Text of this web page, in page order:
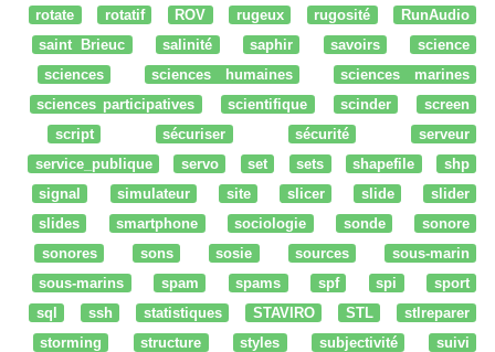
rotate
rotatif ROV rugeux rugosité
RunAudio
saint Brieuc
salinité saphir savoirs
science
sciences
sciences humaines
sciences marines
sciences participatives
scientifique scinder
screen
script
sécuriser sécurité
serveur
service_publique
servo set sets shapefile
shp
signal
simulateur site slicer slide
slider
slides
smartphone sociologie sonde
sonore
sonores
sons sosie sources
sous-marin
sous-marins
spam spams spf spi
sport
sql
ssh statistiques STAVIRO STL
stlreparer
storming
structure styles subjectivité
suivi